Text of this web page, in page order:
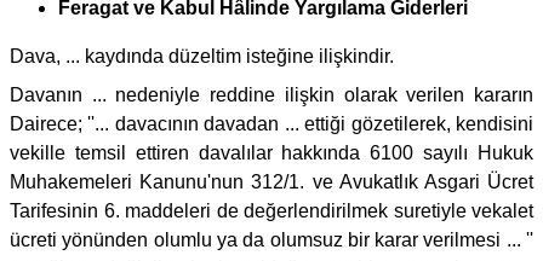
Feragat ve Kabul Hâlinde Yargılama Giderleri
Dava, ... kaydında düzeltim isteğine ilişkindir.
Davanın ... nedeniyle reddine ilişkin olarak verilen kararın
Dairece; ''... davacının davadan ... ettiği gözetilerek, kendisini
vekille temsil ettiren davalılar hakkında 6100 sayılı Hukuk
Muhakemeleri Kanunu'nun 312/1. ve Avukatlık Asgari Ücret
Tarifesinin 6. maddeleri de değerlendirilmek suretiyle vekalet
ücreti yönünden olumlu ya da olumsuz bir karar verilmesi ... ''